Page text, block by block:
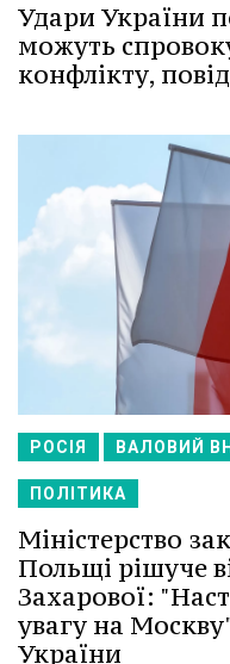
Удари України
можуть
конфлікту,
РОСІЯ ВАЛОВИЙ
ПОЛІТИКА
Міністерство
Польщі рішуче
Захарової:
увагу на
України